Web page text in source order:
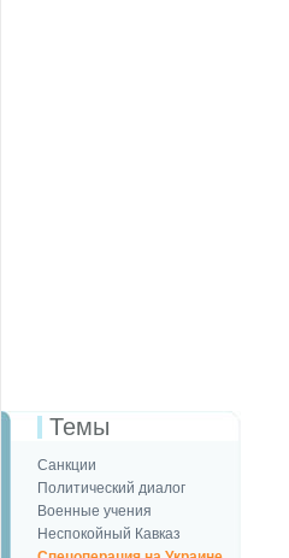
Темы
Санкции
Политический диалог
Военные учения
Неспокойный Кавказ